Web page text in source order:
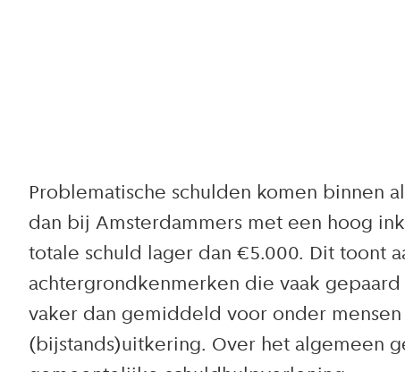
Problematische schulden komen binnen
dan bij Amsterdammers met een hoog
totale schuld lager dan €5.000. Dit toont
achtergrondkenmerken die vaak
vaker dan gemiddeld voor onder
(bijstands)uitkering. Over het algemeen